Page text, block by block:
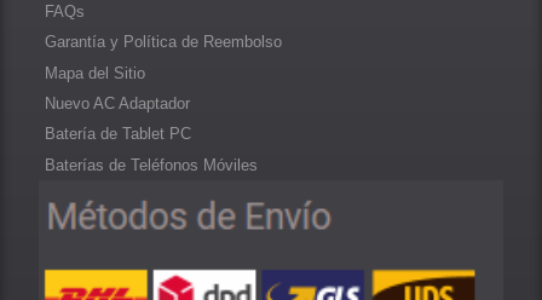
FAQs
Garantía y Política de Reembolso
Mapa del Sitio
Nuevo AC Adaptador
Batería de Tablet PC
Baterías de Teléfonos Móviles